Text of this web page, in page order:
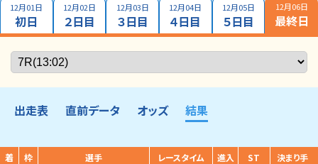
12月01日
初日
12月02日
２日目
12月03日
３日目
12月04日
４日目
12月05日
５日目
12月06日
最終日
出走表 直前データ オッズ 結果
着 枠 選手 レースタイム 進入 ST 決まり手